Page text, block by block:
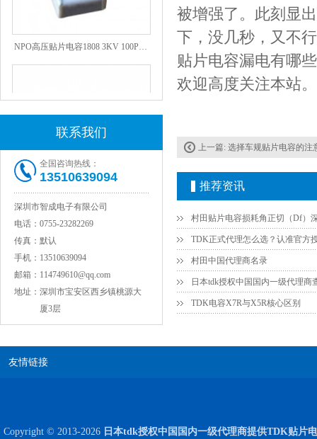
联系我们
全国咨询热线：
13510639094
深圳市智成电子有限公司
电话： 0755-23282269
传真： 默认
手机： 13510639094
邮箱： 114749610@qq.com
地址： 深圳市宝安区西乡镇桃源大
厦3层
被增强了。此刻显
下，没几秒，又不
贴片电容漏电有哪
欢迎高度关注本站。
上一篇: 选择车规贴片电容的注
推荐资讯
村田中国代理商名录
日本tdk授权中国国内一级代理商
TDK电容X7R与X5R核心区别
友情链接
Copyright © 2013-2026 日本tdk授权中国国内一级代理商提供TDK贴片